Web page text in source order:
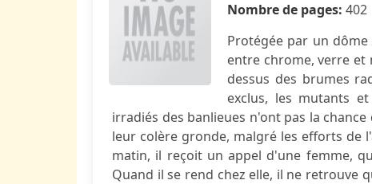
Nombre de pages: 402
Protégée par un
entre chrome, verre et
dessus des brumes
exclus, les mutants
irradiés des banlieues n'ont pas la
leur colère gronde, malgré les efforts de
matin, il reçoit un appel d'une femme,
Quand il se rend chez elle, il ne retrouve